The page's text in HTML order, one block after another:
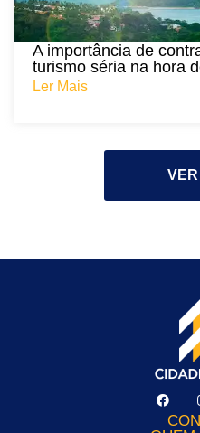
A importância de
turismo séria na hora
Ler Mais